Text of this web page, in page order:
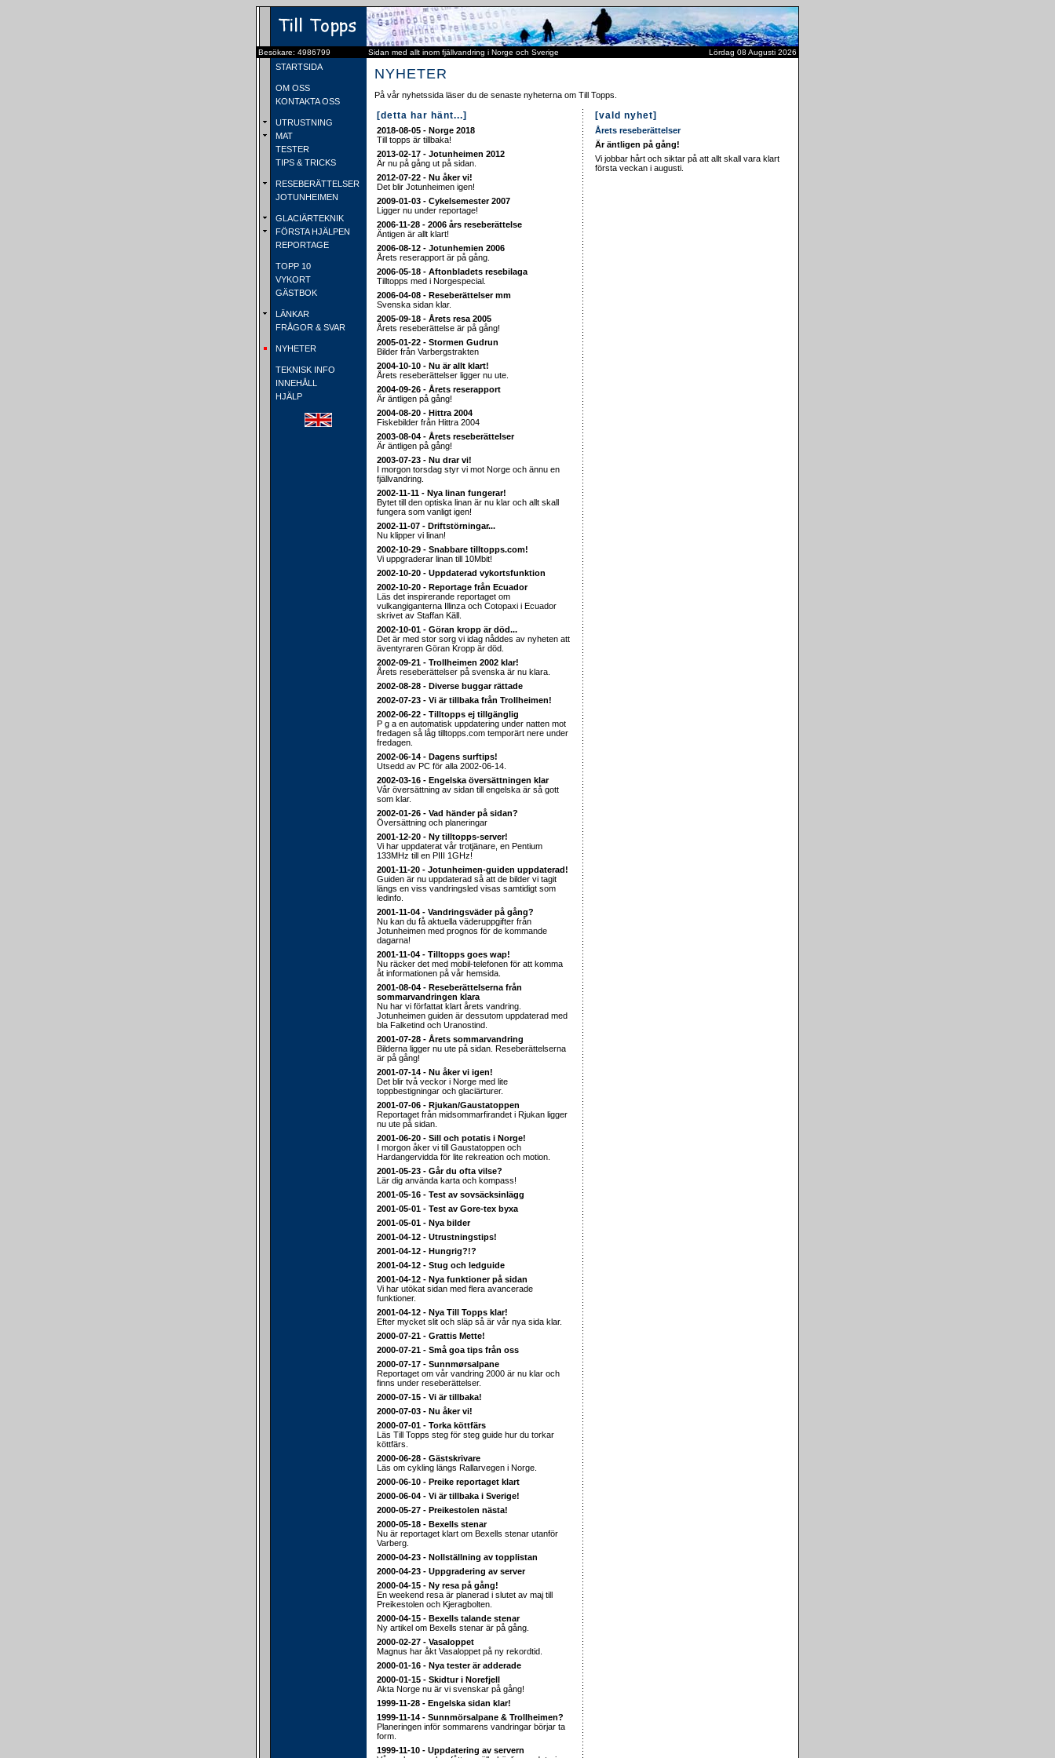
Besökare: 4986799 Sidan med allt inom fjällvandring i Norge och Sverige Lördag 08 Augusti 2026
STARTSIDA
OM OSS
KONTAKTA OSS
UTRUSTNING
MAT
TESTER
TIPS & TRICKS
RESEBERÄTTELSER
JOTUNHEIMEN
GLACIÄRTEKNIK
FÖRSTA HJÄLPEN
REPORTAGE
TOPP 10
VYKORT
GÄSTBOK
LÄNKAR
FRÅGOR & SVAR
NYHETER
TEKNISK INFO
INNEHÅLL
HJÄLP
NYHETER
På vår nyhetssida läser du de senaste nyheterna om Till Topps.
[detta har hänt...]
2018-08-05 - Norge 2018
Till topps är tillbaka!
2013-02-17 - Jotunheimen 2012
Är nu på gång ut på sidan.
2012-07-22 - Nu åker vi!
Det blir Jotunheimen igen!
2009-01-03 - Cykelsemester 2007
Ligger nu under reportage!
2006-11-28 - 2006 års reseberättelse
Äntigen är allt klart!
2006-08-12 - Jotunhemien 2006
Årets reserapport är på gång.
2006-05-18 - Aftonbladets resebilaga
Tilltopps med i Norgespecial.
2006-04-08 - Reseberättelser mm
Svenska sidan klar.
2005-09-18 - Årets resa 2005
Årets reseberättelse är på gång!
2005-01-22 - Stormen Gudrun
Bilder från Varbergstrakten
2004-10-10 - Nu är allt klart!
Årets reseberättelser ligger nu ute.
2004-09-26 - Årets reserapport
Är äntligen på gång!
2004-08-20 - Hittra 2004
Fiskebilder från Hittra 2004
2003-08-04 - Årets reseberättelser
Är äntligen på gång!
2003-07-23 - Nu drar vi!
I morgon torsdag styr vi mot Norge och ännu en
fjällvandring.
2002-11-11 - Nya linan fungerar!
Bytet till den optiska linan är nu klar och allt skall
fungera som vanligt igen!
2002-11-07 - Driftstörningar...
Nu klipper vi linan!
2002-10-29 - Snabbare tilltopps.com!
Vi uppgraderar linan till 10Mbit!
2002-10-20 - Uppdaterad vykortsfunktion
2002-10-20 - Reportage från Ecuador
Läs det inspirerande reportaget om
vulkangiganterna Illinza och Cotopaxi i Ecuador
skrivet av Staffan Käll.
2002-10-01 - Göran kropp är död...
Det är med stor sorg vi idag nåddes av nyheten att
äventyraren Göran Kropp är död.
2002-09-21 - Trollheimen 2002 klar!
Årets reseberättelser på svenska är nu klara.
2002-08-28 - Diverse buggar rättade
2002-07-23 - Vi är tillbaka från Trollheimen!
2002-06-22 - Tilltopps ej tillgänglig
P g a en automatisk uppdatering under natten mot
fredagen så låg tilltopps.com temporärt nere under
fredagen.
2002-06-14 - Dagens surftips!
Utsedd av PC för alla 2002-06-14.
2002-03-16 - Engelska översättningen klar
Vår översättning av sidan till engelska är så gott
som klar.
2002-01-26 - Vad händer på sidan?
Översättning och planeringar
2001-12-20 - Ny tilltopps-server!
Vi har uppdaterat vår trotjänare, en Pentium
133MHz till en PIII 1GHz!
2001-11-20 - Jotunheimen-guiden uppdaterad!
Guiden är nu uppdaterad så att de bilder vi tagit
längs en viss vandringsled visas samtidigt som
ledinfo.
2001-11-04 - Vandringsväder på gång?
Nu kan du få aktuella väderuppgifter från
Jotunheimen med prognos för de kommande
dagarna!
2001-11-04 - Tilltopps goes wap!
Nu räcker det med mobil-telefonen för att komma
åt informationen på vår hemsida.
2001-08-04 - Reseberättelserna från
sommarvandringen klara
Nu har vi författat klart årets vandring.
Jotunheimen guiden är dessutom uppdaterad med
bla Falketind och Uranostind.
2001-07-28 - Årets sommarvandring
Bilderna ligger nu ute på sidan. Reseberättelserna
är på gång!
2001-07-14 - Nu åker vi igen!
Det blir två veckor i Norge med lite
toppbestigningar och glaciärturer.
2001-07-06 - Rjukan/Gaustatoppen
Reportaget från midsommarfirandet i Rjukan ligger
nu ute på sidan.
2001-06-20 - Sill och potatis i Norge!
I morgon åker vi till Gaustatoppen och
Hardangervidda för lite rekreation och motion.
2001-05-23 - Går du ofta vilse?
Lär dig använda karta och kompass!
2001-05-16 - Test av sovsäcksinlägg
2001-05-01 - Test av Gore-tex byxa
2001-05-01 - Nya bilder
2001-04-12 - Utrustningstips!
2001-04-12 - Hungrig?!?
2001-04-12 - Stug och ledguide
2001-04-12 - Nya funktioner på sidan
Vi har utökat sidan med flera avancerade
funktioner.
2001-04-12 - Nya Till Topps klar!
Efter mycket slit och släp så är vår nya sida klar.
2000-07-21 - Grattis Mette!
2000-07-21 - Små goa tips från oss
2000-07-17 - Sunnmørsalpane
Reportaget om vår vandring 2000 är nu klar och
finns under reseberättelser.
2000-07-15 - Vi är tillbaka!
2000-07-03 - Nu åker vi!
2000-07-01 - Torka köttfärs
Läs Till Topps steg för steg guide hur du torkar
köttfärs.
2000-06-28 - Gästskrivare
Läs om cykling längs Rallarvegen i Norge.
2000-06-10 - Preike reportaget klart
2000-06-04 - Vi är tillbaka i Sverige!
2000-05-27 - Preikestolen nästa!
2000-05-18 - Bexells stenar
Nu är reportaget klart om Bexells stenar utanför
Varberg.
2000-04-23 - Nollställning av topplistan
2000-04-23 - Uppgradering av server
2000-04-15 - Ny resa på gång!
En weekend resa är planerad i slutet av maj till
Preikestolen och Kjeragbolten.
2000-04-15 - Bexells talande stenar
Ny artikel om Bexells stenar är på gång.
2000-02-27 - Vasaloppet
Magnus har åkt Vasaloppet på ny rekordtid.
2000-01-16 - Nya tester är adderade
2000-01-15 - Skidtur i Norefjell
Akta Norge nu är vi svenskar på gång!
1999-11-28 - Engelska sidan klar!
1999-11-14 - Sunnmörsalpane & Trollheimen?
Planeringen inför sommarens vandringar börjar ta
form.
1999-11-10 - Uppdatering av servern
[vald nyhet]
Årets reseberättelser
Är äntligen på gång!
Vi jobbar hårt och siktar på att allt skall vara klart
första veckan i augusti.